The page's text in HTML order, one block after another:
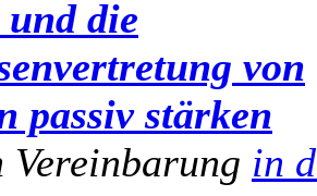
und die
von
passiv stärken
Vereinbarung in